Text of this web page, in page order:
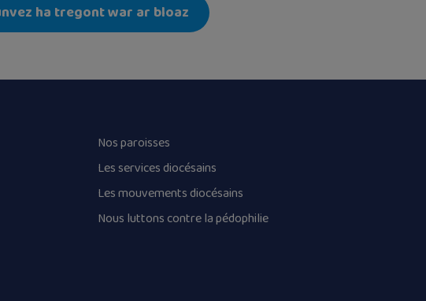
ha tregont war ar bloaz
Nos paroisses
Les services diocésains
Les mouvements diocésains
Nous luttons contre la pédophilie